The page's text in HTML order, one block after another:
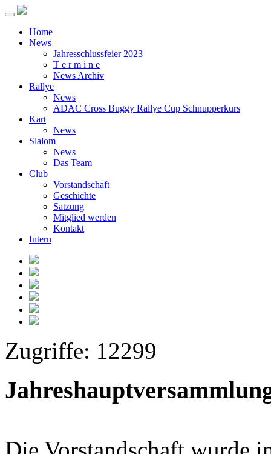
Home
News
Jahresschlussfeier 2023
T e r m i n e
News Archiv
Rallye
News
ADAC Cross Buggy Rallye Cup Schnupperkurs
Kart
News
Slalom
News
Das Team
Club
Vorstandschaft
Geschichte
Satzung
Mitglied werden
Kontakt
Intern
Zugriffe: 12299